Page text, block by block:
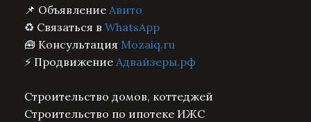
📌 Объявление Авито
♻️ Связаться в WhatsApp
🧰 Консультация Mozaiq.ru
⚡ Продвижение Адвайзеры.рф
Строительство домов, коттеджей
Строительство по ипотеке ИЖС